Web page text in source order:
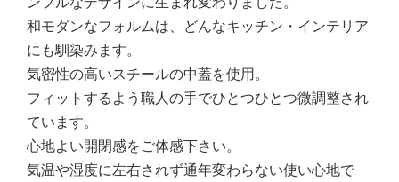
和モダンなフォルムは、どんなキッチン・インテリア
にも馴染みます。
気密性の高いスチールの中蓋を使用。
フィットするよう職人の手でひとつひとつ微調整され
ています。
心地よい開閉感をご体感下さい。
気温や湿度に左右されず通年変わらない使い心地で